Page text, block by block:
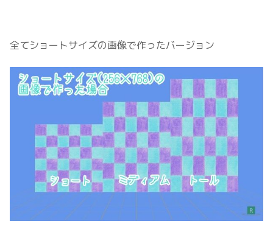
全てショートサイズの画像で作ったバージョン